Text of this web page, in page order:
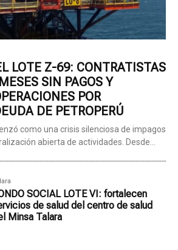
LOTE Z-69: CONTRATISTAS
SIN PAGOS Y
POR
DE PETROPERÚ
como una crisis silenciosa de impagos
abierta de actividades. Desde...
SOCIAL LOTE VI: fortalecen
de salud del centro de salud
Minsa Talara